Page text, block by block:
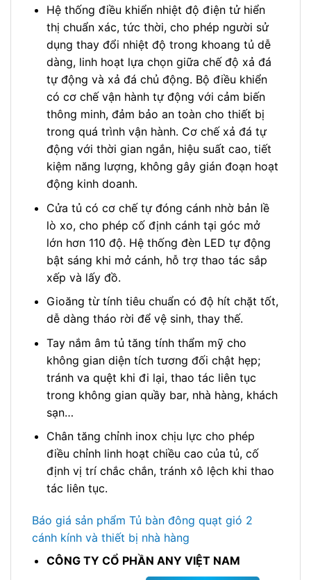
Hệ thống điều khiển nhiệt độ điện tử hiển
thị chuẩn xác, tức thời, cho phép người sử
dụng thay đổi nhiệt độ trong khoang tủ dễ
dàng, linh hoạt lựa chọn giữa chế độ xả đá
tự động và xả đá chủ động. Bộ điều khiển
có cơ chế vận hành tự động với cảm biến
thông minh, đảm bảo an toàn cho thiết bị
trong quá trình vận hành. Cơ chế xả đá tự
động với thời gian ngắn, hiệu suất cao, tiết
kiệm năng lượng, không gây gián đoạn hoạt
động kinh doanh.
Cửa tủ có cơ chế tự đóng cánh nhờ bản lề
lò xo, cho phép cố định cánh tại góc mở
lớn hơn 110 độ. Hệ thống đèn LED tự động
bật sáng khi mở cánh, hỗ trợ thao tác sắp
xếp và lấy đồ.
Gioăng từ tính tiêu chuẩn có độ hít chặt tốt,
dễ dàng tháo rời để vệ sinh, thay thế.
Tay nắm âm tủ tăng tính thẩm mỹ cho
không gian diện tích tương đối chật hẹp;
tránh va quệt khi đi lại, thao tác liên tục
trong không gian quầy bar, nhà hàng, khách
sạn…
Chân tăng chỉnh inox chịu lực cho phép
điều chỉnh linh hoạt chiều cao của tủ, cố
định vị trí chắc chắn, tránh xô lệch khi thao
tác liên tục.
Báo giá sản phẩm Tủ bàn đông quạt gió 2
cánh kính và thiết bị nhà hàng
CÔNG TY CỔ PHẦN ANY VIỆT NAM